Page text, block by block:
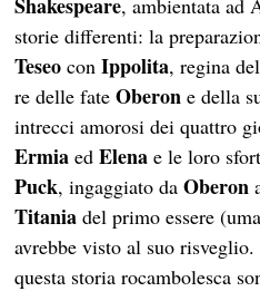
Shakespeare, ambientata ad
storie differenti: la
TeseoconIppolita, regina
re delle fateOberone della
intrecci amorosi dei quattro
ErmiaedElena e le loro
Puck, ingaggiato daOberon
Titaniadel primo essere
avrebbe visto al suo
questa storia rocambolesca